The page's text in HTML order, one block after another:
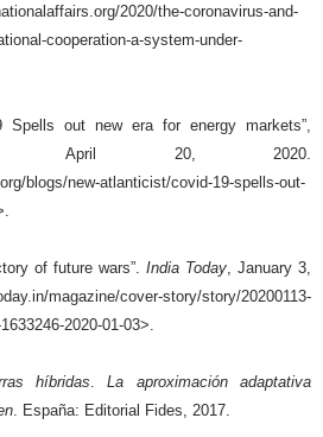
2020/the-coronavirus-and-
cooperation-a-system-under-
Spells out new era for energy markets”,
April 20, 2020.
blogs/new-atlanticist/covid-19-spells-out-
of future wars”. India Today , January 3,
magazine/cover-story/story/20200113-
2020-01-03>.
híbridas .La aproximación adaptativa
. España: Editorial Fides, 2017.